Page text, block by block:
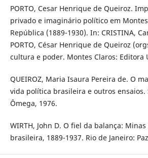
PORTO, Cesar Henrique de Queiroz.
privado e imaginário político em
República (1889-1930). In: CRISTINA,
PORTO, César Henrique de Queiroz
cultura e poder. Montes Claros: Editora
QUEIROZ, Maria Isaura Pereira de. O
vida política brasileira e outros ensaios.
Ômega, 1976.
WIRTH, John D. O fiel da balança:
brasileira, 1889-1937. Rio de Janeiro: